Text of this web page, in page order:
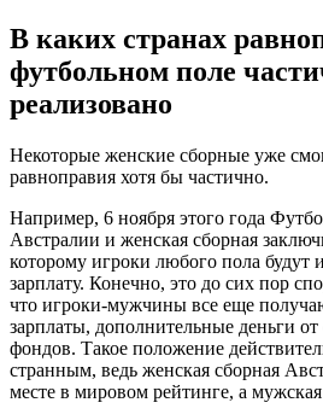
В каких странах
футбольном поле
реализовано
Некоторые женские сборные уже
равноправия хотя бы частично.
Например, 6 ноября этого года
Австралии и женская сборная
которому игроки любого пола будут
зарплату. Конечно, это до сих пор
что игроки-мужчины все еще
зарплаты, дополнительные деньги
фондов. Такое положение
странным, ведь женская сборная
месте в мировом рейтинге, а